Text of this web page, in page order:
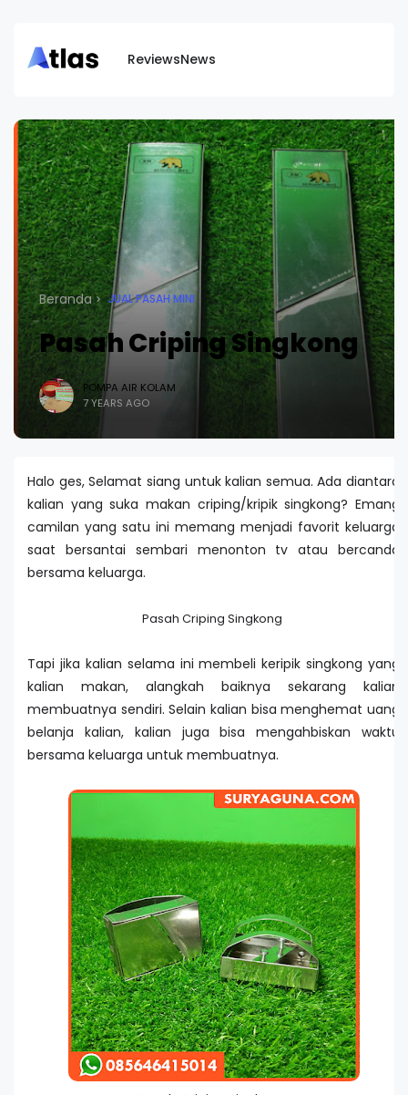
ReviewsNews
Beranda JUAL PASAH MINI
Pasah Criping Singkong
POMPA AIR KOLAM
7 YEARS AGO
Halo ges, Selamat siang untuk kalian semua. Ada diantara
kalian yang suka makan criping/kripik singkong? Emang
camilan yang satu ini memang menjadi favorit keluarga
saat bersantai sembari menonton tv atau bercanda
bersama keluarga.
Pasah Criping Singkong
Tapi jika kalian selama ini membeli keripik singkong yang
kalian makan, alangkah baiknya sekarang kalian
membuatnya sendiri. Selain kalian bisa menghemat uang
belanja kalian, kalian juga bisa mengahbiskan waktu
bersama keluarga untuk membuatnya.